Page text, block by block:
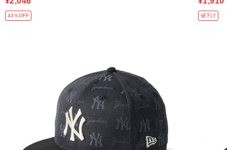
43％OFF 値下げ